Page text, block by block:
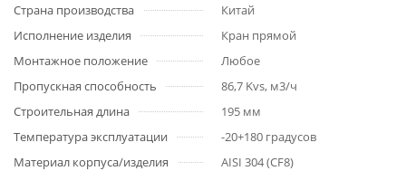
Страна производства
Китай
Исполнение изделия
Кран прямой
Монтажное положение
Любое
Пропускная способность
86,7 Kvs, м3/ч
Строительная длина
195 мм
Температура эксплуатации
-20+180 градусов
Материал корпуса/изделия
AISI 304 (CF8)